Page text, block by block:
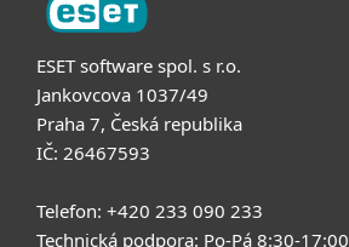
ESET software spol. s r.o.
Jankovcova 1037/49
Praha 7, Česká republika
IČ: 26467593
Telefon: +420 233 090 233
Technická podpora: Po-Pá 8:30-17:00